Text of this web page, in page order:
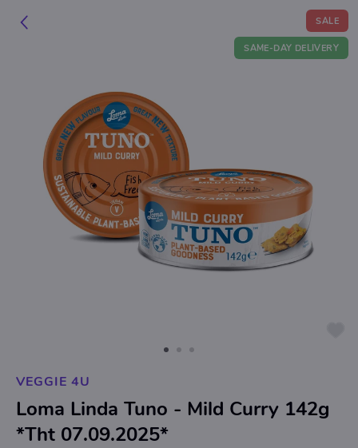
SAME-DAY DELIVERY
SALE
VEGGIE 4U
Loma Linda Tuno - Mild Curry 142g
*Tht 07.09.2025*